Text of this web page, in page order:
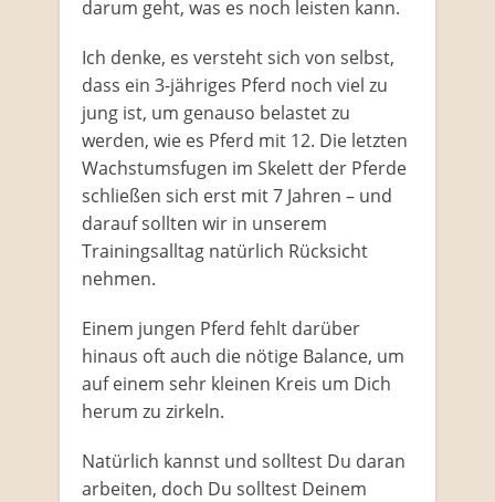
darum geht, was es noch leisten kann.
Ich denke, es versteht sich von selbst,
dass ein 3-jähriges Pferd noch viel zu
jung ist, um genauso belastet zu
werden, wie es Pferd mit 12. Die letzten
Wachstumsfugen im Skelett der Pferde
schließen sich erst mit 7 Jahren – und
darauf sollten wir in unserem
Trainingsalltag natürlich Rücksicht
nehmen.
Einem jungen Pferd fehlt darüber
hinaus oft auch die nötige Balance, um
auf einem sehr kleinen Kreis um Dich
herum zu zirkeln.
Natürlich kannst und solltest Du daran
arbeiten, doch Du solltest Deinem